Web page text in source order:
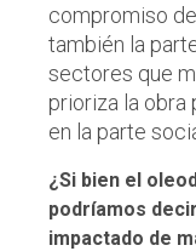
compromiso
también la
sectores que
prioriza la obra
en la parte
¿Si bien el
podríamos
impactado de